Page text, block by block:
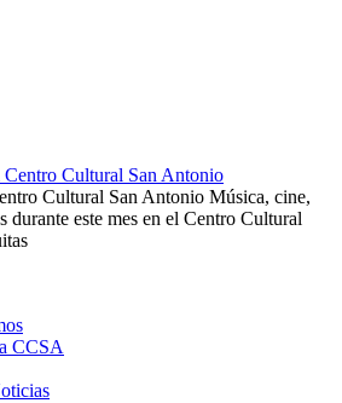
Cultural San Antonio Música, cine,
durante este mes en el Centro Cultural
CCSA